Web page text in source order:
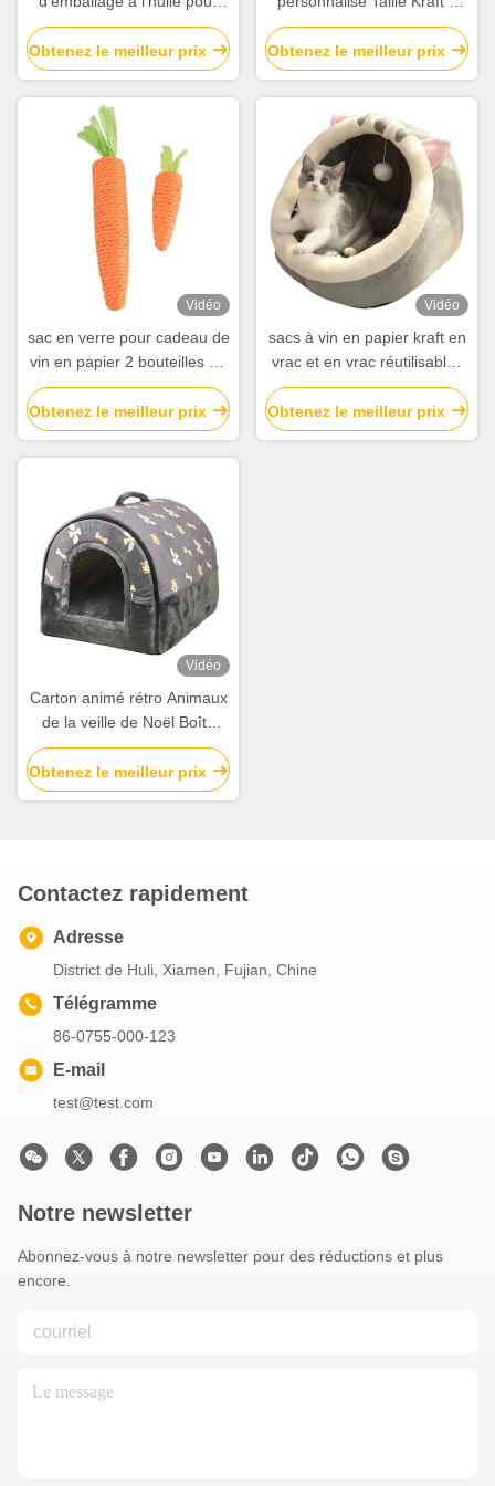
makes all the difference. No more eye strain
during long sessions. Highly r
aliments Pain grillé à
l'extérieur du vendeur Sac
de papier kraft en bas
Obtenez le meilleur prix
emporter Pain alimentaire
Sac en papier pour
restaurant
Obtenez le meilleur prix
Vidéo
sac en verre pour cadeau de
vin en papier 2 bouteilles de
vin noir sac à main
Obtenez le meilleur prix
Vidéo
sacs à vin en papier kraft en
vrac et en vrac réutilisables
pour les bouteilles de vin
Obtenez le meilleur prix
Vidéo
Carton animé rétro Animaux
de la veille de Noël Boîte
cadeau pomme cadeau de
Noël Petit cadeau ornement
Sac à main Boîte
Obtenez le meilleur prix
Contactez rapidement
Adresse
District de Huli, Xiamen, Fujian, Chine
Télégramme
86-0755-000-123
E-mail
test@test.com
Notre newsletter
Abonnez-vous à notre newsletter pour des réductions et plus
encore.